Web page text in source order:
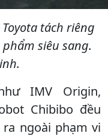
tách riêng
siêu sang.
IMV Origin,
Chibibo đều
ngoài phạm vi